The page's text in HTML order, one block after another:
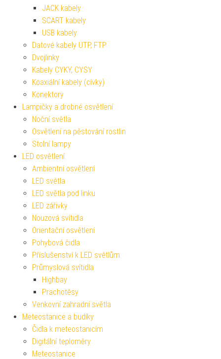
JACK kabely
SCART kabely
USB kabely
Datové kabely UTP, FTP
Dvojlinky
Kabely CYKY, CYSY
Koaxiální kabely (cívky)
Konektory
Lampičky a drobné osvětlení
Noční světla
Osvětlení na pěstování rostlin
Stolní lampy
LED osvětlení
Ambientní osvětlení
LED světla
LED světla pod linku
LED zářivky
Nouzová svítidla
Orientační osvětlení
Pohybová čidla
Příslušenství k LED světlům
Průmyslová svítidla
Highbay
Prachotěsy
Venkovní zahradní světla
Meteostanice a budíky
Čidla k meteostanicím
Digitální teploměry
Meteostanice